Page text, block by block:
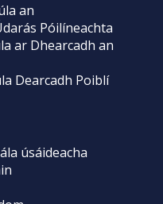
an
Póilíneachta
ar Dhearcadh an
Dearcadh Poiblí
úsáideacha